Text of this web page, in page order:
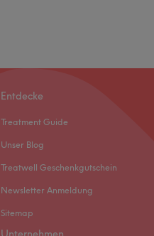
Entdecke
Treatment Guide
Unser Blog
Treatwell Geschenkgutschein
Newsletter Anmeldung
Sitemap